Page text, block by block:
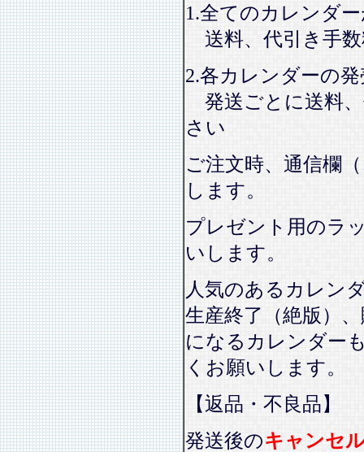
1.全てのカレンダ
送料、代引き手
2.各カレンダーの
発送ごとに送料
さい
ご注文時、通信欄
します。
プレゼント用のラ
いします。
人気のあるカレン
生産終了（絶版）
になるカレンダー
くお願いします。
【返品・不良品】
発送後のキャンセ